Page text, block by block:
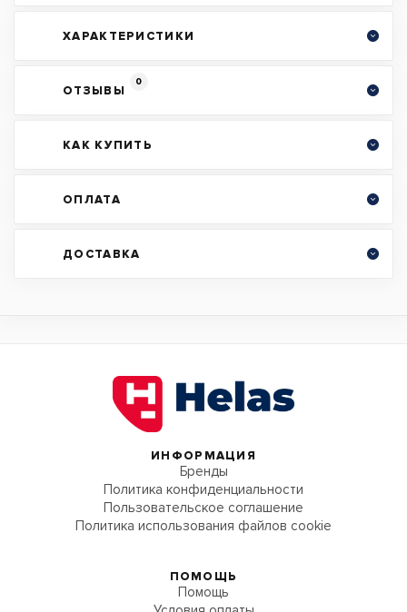
ХАРАКТЕРИСТИКИ
ОТЗЫВЫ
0
КАК КУПИТЬ
ОПЛАТА
ДОСТАВКА
ИНФОРМАЦИЯ
Бренды
Политика конфиденциальности
Пользовательское соглашение
Политика использования файлов cookie
ПОМОЩЬ
Помощь